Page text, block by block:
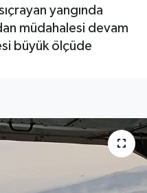
yangında
müdahalesi devam
büyük ölçüde